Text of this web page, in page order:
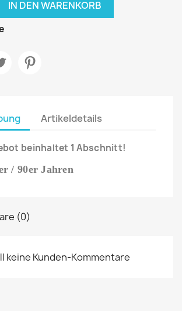
IN DEN WARENKORB
Artikeldetails
beinhaltet 1 Abschnitt!
/ 90er Jahren
(0)
keine Kunden-Kommentare